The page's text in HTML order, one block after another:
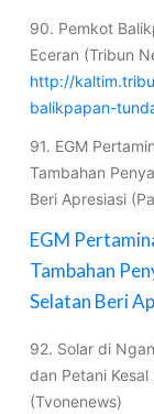
90. Pemkot
Eceran (Tribun
http://
balikpapan-
91. EGM
Tambahan
Beri Apresiasi
EGM
Tambahan
Selatan Beri
92. Solar di
dan Petani
(Tvonenews)